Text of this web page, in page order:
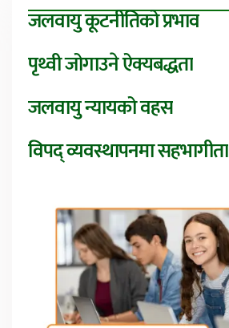
जलवायु कूटनीतिको प्रभाव
पृथ्वी जोगाउने ऐक्यबद्धता
जलवायु न्यायको वहस
विपद् व्यवस्थापनमा सहभागीता